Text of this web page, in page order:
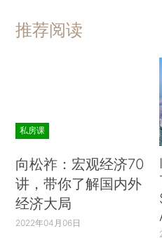
推荐阅读
私房课
向松祚：宏观经济70
讲，带你了解国内外
经济大局
2022年04月06日